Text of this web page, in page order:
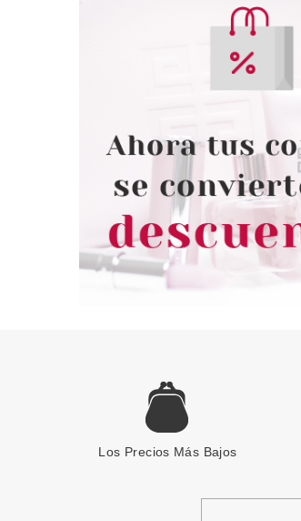
Los Precios Más Bajos